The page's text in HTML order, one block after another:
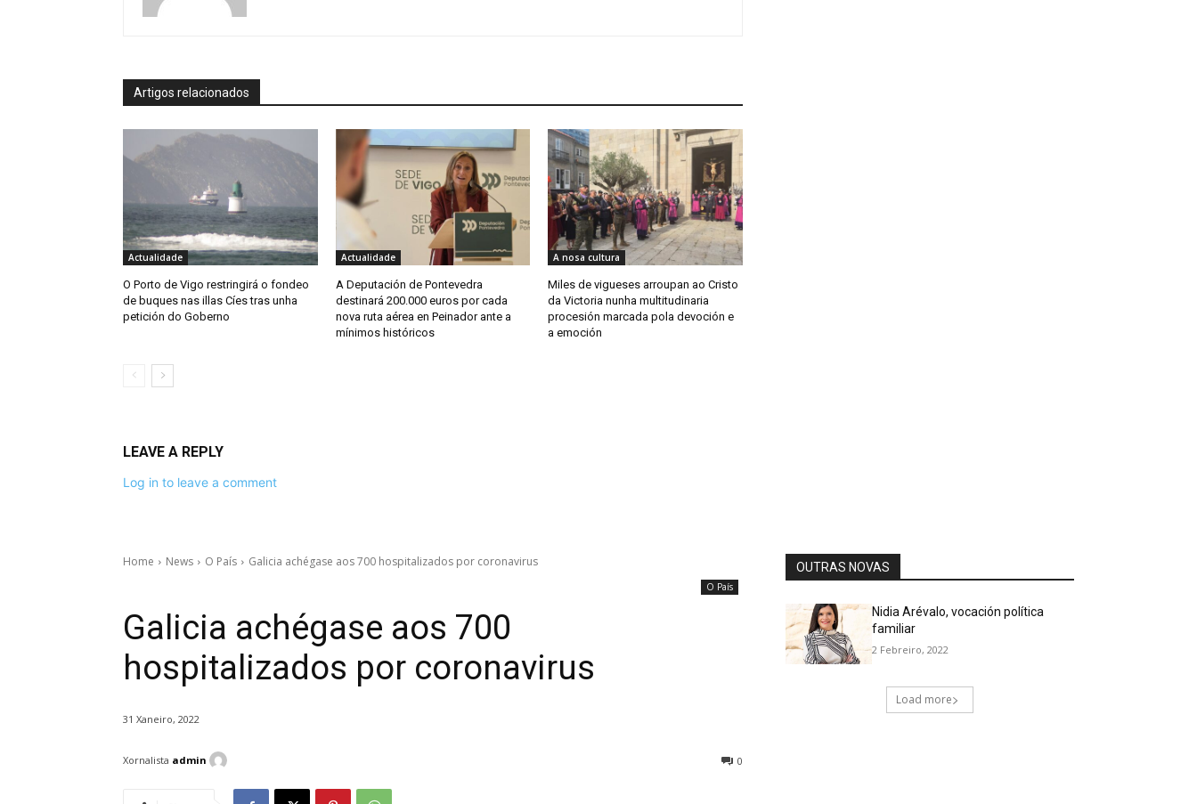
Artigos relacionados
Actualidade
O Porto de Vigo restringirá o fondeo
de buques nas illas Cíes tras unha
petición do Goberno
Actualidade
A Deputación de Pontevedra
destinará 200.000 euros por cada
nova ruta aérea en Peinador ante a
mínimos históricos
A nosa cultura
Miles de vigueses arroupan ao Cristo
da Victoria nunha multitudinaria
procesión marcada pola devoción e
a emoción
LEAVE A REPLY
Log in to leave a comment